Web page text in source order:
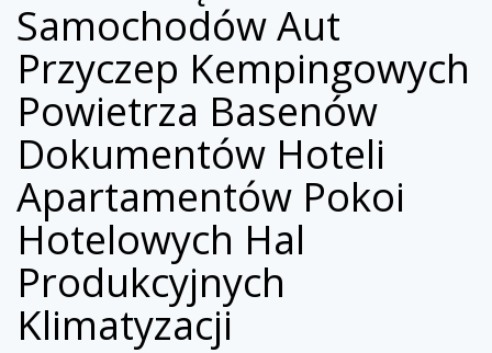
Samochodów Aut
Przyczep Kempingowych
Powietrza Basenów
Dokumentów Hoteli
Apartamentów Pokoi
Hotelowych Hal
Produkcyjnych
Klimatyzacji